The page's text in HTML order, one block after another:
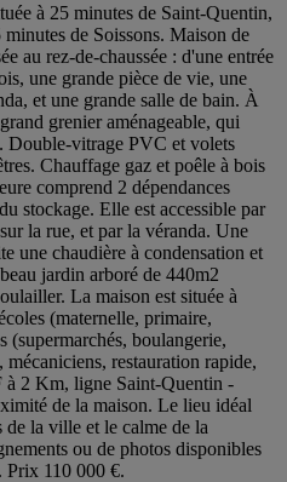
à 25 minutes de Saint-Quentin,
de Soissons. Maison de
au rez-de-chaussée : d'une entrée
une grande pièce de vie, une
et une grande salle de bain. À
grenier aménageable, qui
Double-vitrage PVC et volets
Chauffage gaz et poêle à bois
comprend 2 dépendances
stockage. Elle est accessible par
la rue, et par la véranda. Une
une chaudière à condensation et
jardin arboré de 440m2
La maison est située à
(maternelle, primaire,
(supermarchés, boulangerie,
restauration rapide,
à 2 Km, ligne Saint-Quentin -
de la maison. Le lieu idéal
la ville et le calme de la
ou de photos disponibles
Prix 110 000 €.